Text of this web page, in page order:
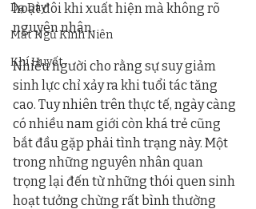
Dạ Dày
Mất Ngủ Kinh Niên
Khí Huyết
hoạt đôi khi xuất hiện mà không rõ
nguyên nhân.
Nhiều người cho rằng sự suy giảm
sinh lực chỉ xảy ra khi tuổi tác tăng
cao. Tuy nhiên trên thực tế, ngày càng
có nhiều nam giới còn khá trẻ cũng
bắt đầu gặp phải tình trạng này. Một
trong những nguyên nhân quan
trọng lại đến từ những thói quen sinh
hoạt tưởng chừng rất bình thường